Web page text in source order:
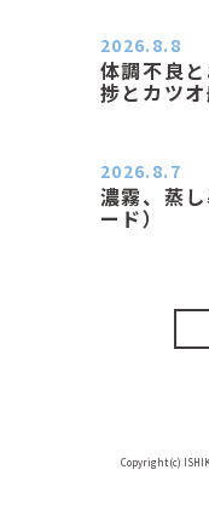
体調不良
捗とカツ
2026.8.8
濃霧、蒸
ード）
2026.8.7
Copyright(c)